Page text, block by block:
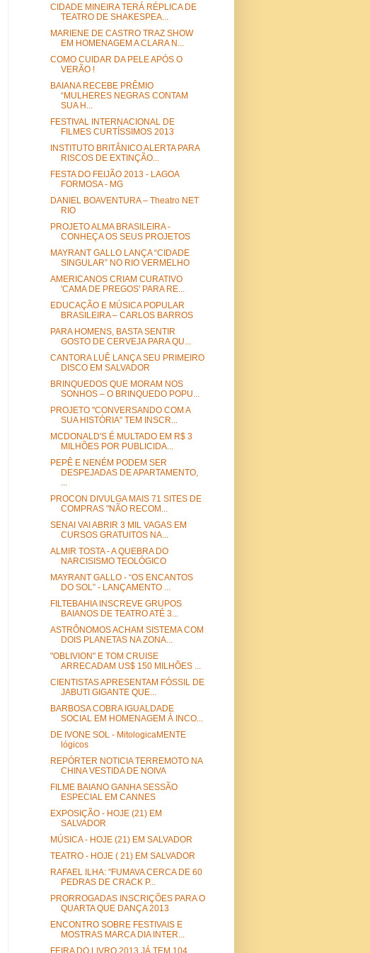
CIDADE MINEIRA TERÁ RÉPLICA DE
TEATRO DE SHAKESPEA...
MARIENE DE CASTRO TRAZ SHOW
EM HOMENAGEM A CLARA N...
COMO CUIDAR DA PELE APÓS O
VERÃO !
BAIANA RECEBE PRÊMIO
“MULHERES NEGRAS CONTAM
SUA H...
FESTIVAL INTERNACIONAL DE
FILMES CURTÍSSIMOS 2013
INSTITUTO BRITÂNICO ALERTA PARA
RISCOS DE EXTINÇÃO...
FESTA DO FEIJÃO 2013 - LAGOA
FORMOSA - MG
DANIEL BOAVENTURA – Theatro NET
RIO
PROJETO ALMA BRASILEIRA -
CONHEÇA OS SEUS PROJETOS
MAYRANT GALLO LANÇA “CIDADE
SINGULAR” NO RIO VERMELHO
AMERICANOS CRIAM CURATIVO
'CAMA DE PREGOS' PARA RE...
EDUCAÇÃO E MÚSICA POPULAR
BRASILEIRA – CARLOS BARROS
PARA HOMENS, BASTA SENTIR
GOSTO DE CERVEJA PARA QU...
CANTORA LUÊ LANÇA SEU PRIMEIRO
DISCO EM SALVADOR
BRINQUEDOS QUE MORAM NOS
SONHOS – O BRINQUEDO POPU...
PROJETO "CONVERSANDO COM A
SUA HISTÓRIA" TEM INSCR...
MCDONALD'S É MULTADO EM R$ 3
MILHÕES POR PUBLICIDA...
PEPÊ E NENÉM PODEM SER
DESPEJADAS DE APARTAMENTO,
...
PROCON DIVULGA MAIS 71 SITES DE
COMPRAS "NÃO RECOM...
SENAI VAI ABRIR 3 MIL VAGAS EM
CURSOS GRATUITOS NA...
ALMIR TOSTA - A QUEBRA DO
NARCISISMO TEOLÓGICO
MAYRANT GALLO - “OS ENCANTOS
DO SOL” - LANÇAMENTO ...
FILTEBAHIA INSCREVE GRUPOS
BAIANOS DE TEATRO ATÉ 3...
ASTRÔNOMOS ACHAM SISTEMA COM
DOIS PLANETAS NA ZONA...
"OBLIVION" E TOM CRUISE
ARRECADAM US$ 150 MILHÕES ...
CIENTISTAS APRESENTAM FÓSSIL DE
JABUTI GIGANTE QUE...
BARBOSA COBRA IGUALDADE
SOCIAL EM HOMENAGEM À INCO...
DE IVONE SOL - MitologicaMENTE
lógicos
REPÓRTER NOTICIA TERREMOTO NA
CHINA VESTIDA DE NOIVA
FILME BAIANO GANHA SESSÃO
ESPECIAL EM CANNES
EXPOSIÇÃO - HOJE (21) EM
SALVADOR
MÚSICA - HOJE (21) EM SALVADOR
TEATRO - HOJE ( 21) EM SALVADOR
RAFAEL ILHA: "FUMAVA CERCA DE 60
PEDRAS DE CRACK P...
PRORROGADAS INSCRIÇÕES PARA O
QUARTA QUE DANÇA 2013
ENCONTRO SOBRE FESTIVAIS E
MOSTRAS MARCA DIA INTER...